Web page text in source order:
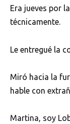
Era jueves por
técnicamente.
Le entregué la
Miró hacia la
hable con
Martina, soy